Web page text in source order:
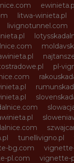
litwa-winieta.pl
livignotunnel.com
pl-
tunellivigno.pl
bg.com
pl.com
vignette-